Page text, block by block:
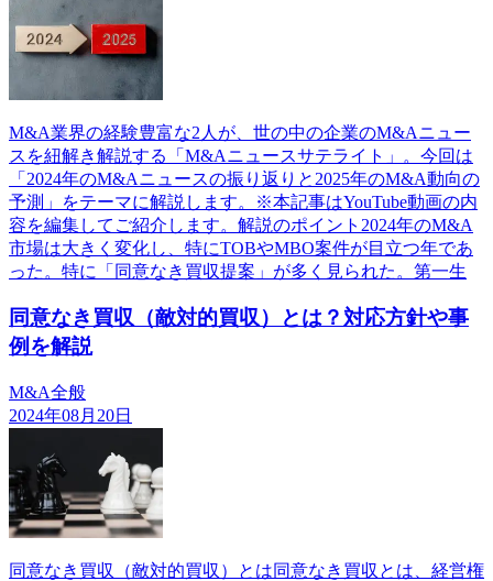
M&A業界の経験豊富な2人が、世の中の企業のM&Aニュー
スを紐解き解説する「M&Aニュースサテライト」。今回は
「2024年のM&Aニュースの振り返りと2025年のM&A動向の
予測」をテーマに解説します。※本記事はYouTube動画の内
容を編集してご紹介します。解説のポイント2024年のM&A
市場は大きく変化し、特にTOBやMBO案件が目立つ年であ
った。特に「同意なき買収提案」が多く見られた。第一生
同意なき買収（敵対的買収）とは？対応方針や事
例を解説
M&A全般
2024年08月20日
同意なき買収（敵対的買収）とは同意なき買収とは、経営権